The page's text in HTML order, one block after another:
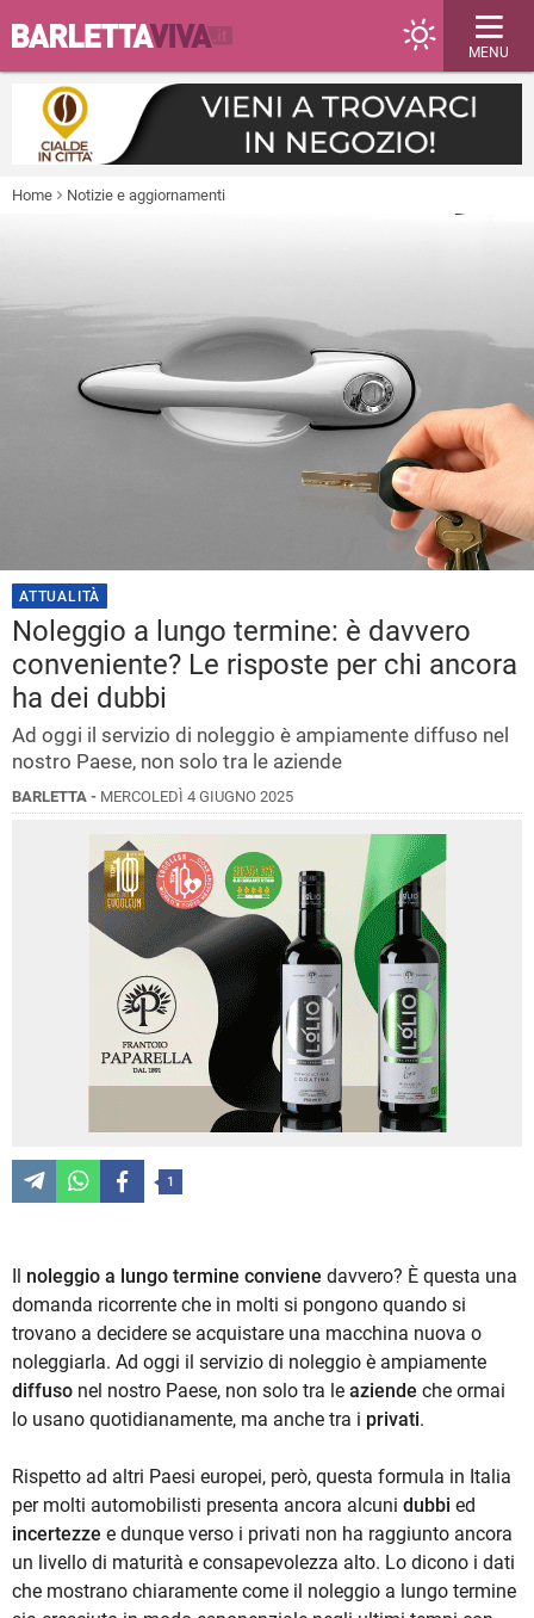
MENU
Home Notizie e aggiornamenti
ATTUALITÀ
Noleggio a lungo termine: è davvero
conveniente? Le risposte per chi ancora
ha dei dubbi
Ad oggi il servizio di noleggio è ampiamente diffuso nel
nostro Paese, non solo tra le aziende
BARLETTA - MERCOLEDÌ 4 GIUGNO 2025
1
Il noleggio a lungo termine conviene davvero? È questa una
domanda ricorrente che in molti si pongono quando si
trovano a decidere se acquistare una macchina nuova o
noleggiarla. Ad oggi il servizio di noleggio è ampiamente
diffuso nel nostro Paese, non solo tra le aziende che ormai
lo usano quotidianamente, ma anche tra i privati.
Rispetto ad altri Paesi europei, però, questa formula in Italia
per molti automobilisti presenta ancora alcuni dubbi ed
incertezze e dunque verso i privati non ha raggiunto ancora
un livello di maturità e consapevolezza alto. Lo dicono i dati
che mostrano chiaramente come il noleggio a lungo termine